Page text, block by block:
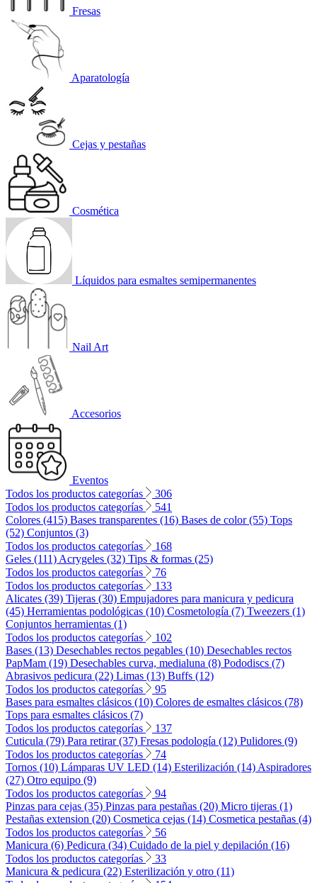
Fresas
Aparatología
Cejas y pestañas
Cosmética
Líquidos para esmaltes semipermanentes
Nail Art
Accesorios
Eventos
Todos los productos categorías
306
Todos los productos categorías
541
Colores (415) Bases transparentes (16) Bases de color (55) Tops
(52) Conjuntos (3)
Todos los productos categorías
168
Geles (111) Acrygeles (32) Tips & formas (25)
Todos los productos categorías
76
Todos los productos categorías
133
Alicates (39) Tijeras (30) Empujadores para manicura y pedicura
(45) Herramientas podológicas (10) Cosmetología (7) Tweezers (1)
Conjuntos herramientas (1)
Todos los productos categorías
102
Bases (13) Desechables rectos pegables (10) Desechables rectos
PapMam (19) Desechables curva, medialuna (8) Pododiscs (7)
Abrasivos pedicura (22) Limas (13) Buffs (12)
Todos los productos categorías
95
Bases para esmaltes clásicos (10) Colores de esmaltes clásicos (78)
Tops para esmaltes clásicos (7)
Todos los productos categorías
137
Cuticula (79) Para retirar (37) Fresas podología (12) Pulidores (9)
Todos los productos categorías
74
Tornos (10) Lámparas UV LED (14) Esterilización (14) Aspiradores
(27) Otro equipo (9)
Todos los productos categorías
94
Pinzas para cejas (35) Pinzas para pestañas (20) Micro tijeras (1)
Pestañas extension (20) Cosmetica cejas (14) Cosmetica pestañas (4)
Todos los productos categorías
56
Manicura (6) Pedicura (34) Cuidado de la piel y depilación (16)
Todos los productos categorías
33
Manicura & pedicura (22) Esterilización y otro (11)